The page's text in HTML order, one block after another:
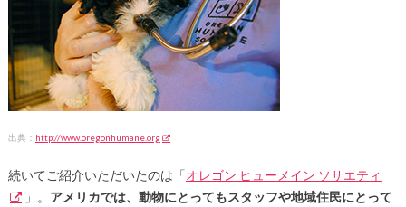
出典： http://www.oregonhumane.org
続いてご紹介いただいたのは「オレゴン ヒューメイン ソサエティ
」。 アメリカでは、動物にとってもスタッフや地域住民にとって